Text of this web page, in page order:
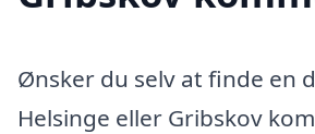
Ønsker du selv at finde en
Helsinge eller Gribskov